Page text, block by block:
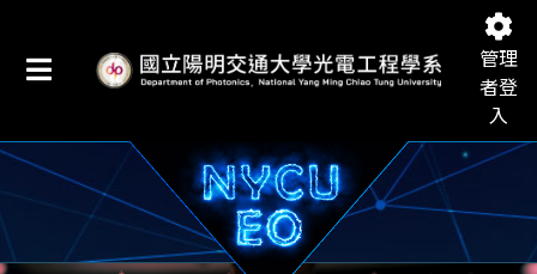
管理
者登
入
國立陽明交通大學光電工程學系